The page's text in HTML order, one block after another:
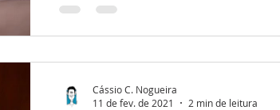
Cássio C. Nogueira
11 de fev. de 2021
2 min de leitura